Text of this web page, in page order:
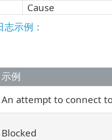
Cause
示例：
示例
An attempt to connect
Blocked